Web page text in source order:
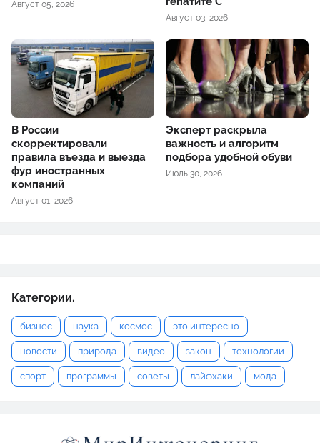
Август 05, 2026
Август 03, 2026
В России
скорректировали
правила въезда и выезда
фур иностранных
компаний
Август 01, 2026
Эксперт раскрыла
важность и алгоритм
подбора удобной обуви
Июль 30, 2026
Категории.
бизнес наука космос это интересно
новости природа видео закон технологии
спорт программы советы лайфхаки мода